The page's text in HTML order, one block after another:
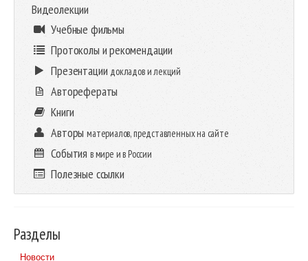
Видеолекции
Учебные фильмы
Протоколы и рекомендации
Презентации докладов и лекций
Авторефераты
Книги
Авторыматериалов, представленных на сайте
События в мире и в России
Полезные ссылки
Разделы
Новости